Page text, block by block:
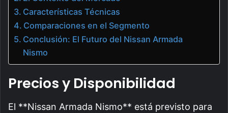
Características Técnicas
Comparaciones en el Segmento
Conclusión: El Futuro del Nissan Armada
Nismo
Precios y Disponibilidad
El **Nissan Armada Nismo** está previsto para